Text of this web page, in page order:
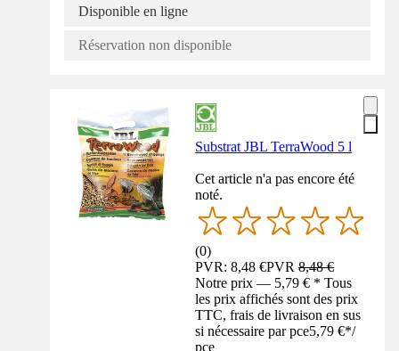
Disponible en ligne
Réservation non disponible
Substrat JBL TerraWood 5 l
Cet article n'a pas encore été
noté.
(0)
PVR: 8,48 €PVR8,48 €
Notre prix — 5,79 € * Tous
les prix affichés sont des prix
TTC, frais de livraison en sus
si nécessaire par pce5,79 €*/
pce